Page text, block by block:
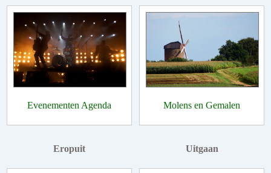
Evenementen Agenda Molens en Gemalen
Eropuit Uitgaan